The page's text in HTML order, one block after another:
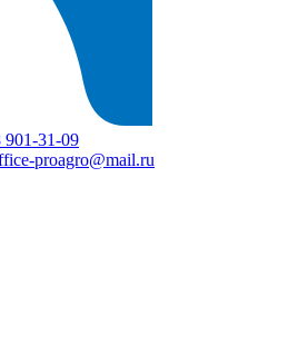
901-31-09
proagro@mail.ru